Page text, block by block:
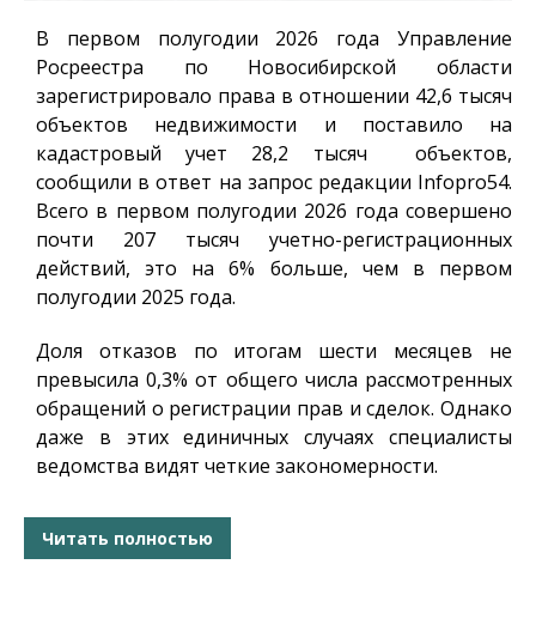
В первом полугодии 2026 года Управление
Росреестра по Новосибирской области
зарегистрировало права в отношении 42,6 тысяч
объектов недвижимости и поставило на
кадастровый учет 28,2 тысяч объектов,
сообщили в ответ на запрос редакции Infopro54.
Всего в первом полугодии 2026 года совершено
почти 207 тысяч учетно-регистрационных
действий, это на 6% больше, чем в первом
полугодии 2025 года.
Доля отказов по итогам шести месяцев не
превысила 0,3% от общего числа рассмотренных
обращений о регистрации прав и сделок. Однако
даже в этих единичных случаях специалисты
ведомства видят четкие закономерности.
Читать полностью